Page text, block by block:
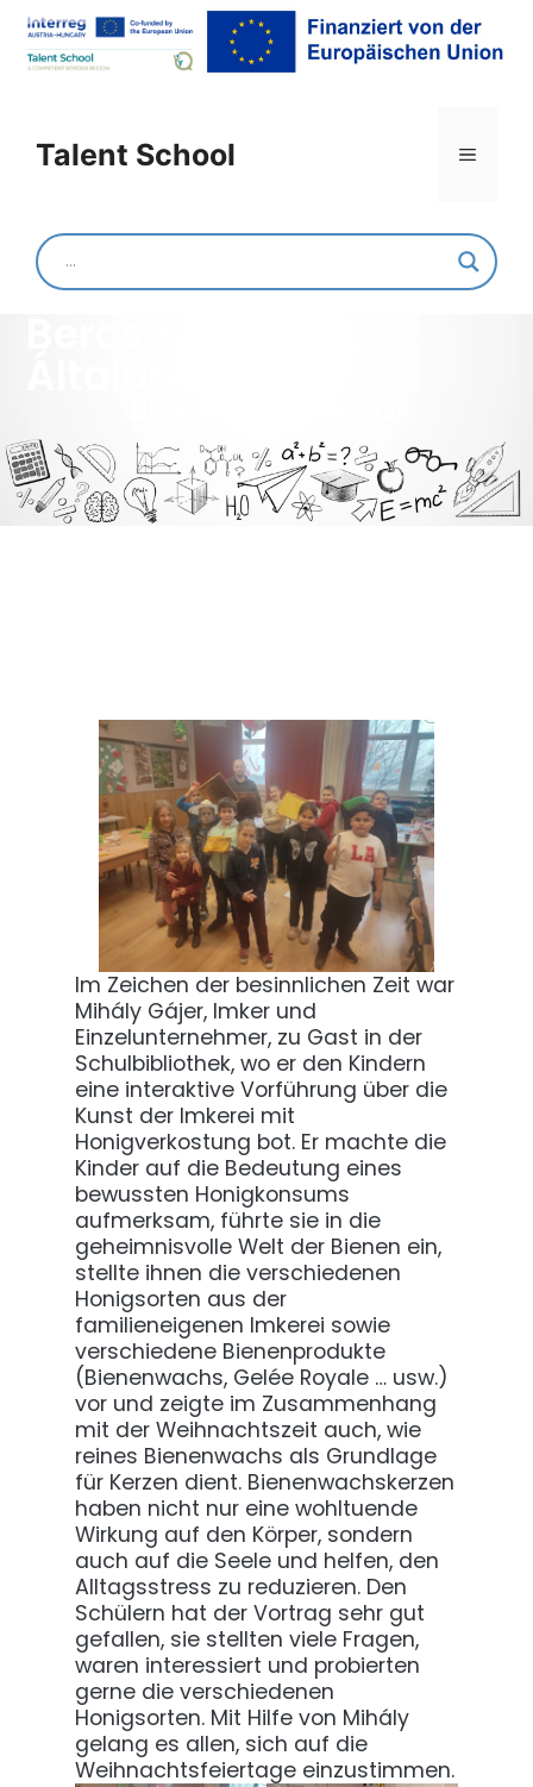
Talent School
Szombathelyi
Im Zeichen der besinnlichen Zeit war
Mihály Gájer, Imker und
Einzelunternehmer, zu Gast in der
Schulbibliothek, wo er den Kindern
eine interaktive Vorführung über die
Kunst der Imkerei mit
Honigverkostung bot. Er machte die
Kinder auf die Bedeutung eines
bewussten Honigkonsums
aufmerksam, führte sie in die
geheimnisvolle Welt der Bienen ein,
stellte ihnen die verschiedenen
Honigsorten aus der
familieneigenen Imkerei sowie
verschiedene Bienenprodukte
(Bienenwachs, Gelée Royale … usw.)
vor und zeigte im Zusammenhang
mit der Weihnachtszeit auch, wie
reines Bienenwachs als Grundlage
für Kerzen dient. Bienenwachskerzen
haben nicht nur eine wohltuende
Wirkung auf den Körper, sondern
auch auf die Seele und helfen, den
Alltagsstress zu reduzieren. Den
Schülern hat der Vortrag sehr gut
gefallen, sie stellten viele Fragen,
waren interessiert und probierten
gerne die verschiedenen
Honigsorten. Mit Hilfe von Mihály
gelang es allen, sich auf die
Weihnachtsfeiertage einzustimmen.